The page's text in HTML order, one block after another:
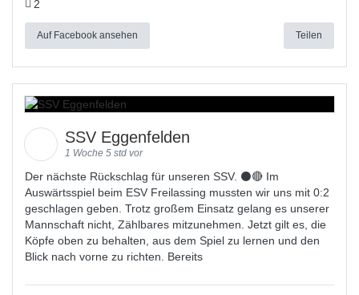
2
Auf Facebook ansehen Teilen
SSV Eggenfelden
1 Woche 5 std vor
Der nächste Rückschlag für unseren SSV. ⚫🔴 Im
Auswärtsspiel beim ESV Freilassing mussten wir uns mit 0:2
geschlagen geben. Trotz großem Einsatz gelang es unserer
Mannschaft nicht, Zählbares mitzunehmen. Jetzt gilt es, die
Köpfe oben zu behalten, aus dem Spiel zu lernen und den
Blick nach vorne zu richten. Bereits